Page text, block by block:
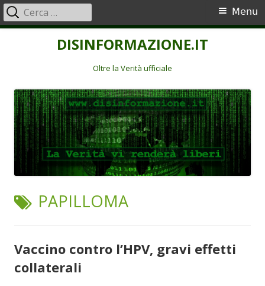
DISINFORMAZIONE.IT
Oltre la Verità ufficiale
Menu
principale
Menu
Ricerca
per:
TAG:
PAPILLOMA
Vaccino contro l’HPV, gravi effetti
collaterali